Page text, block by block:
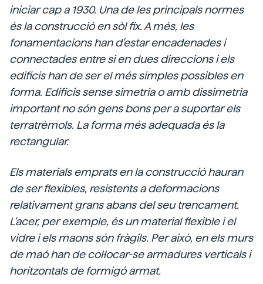
iniciar cap a 1930. Una de les principals normes
és la construcció en sòl fix. A més, les
fonamentacions han d'estar encadenades i
connectades entre si en dues direccions i els
edificis han de ser el més simples possibles en
forma. Edificis sense simetria o amb dissimetria
important no són gens bons per a suportar els
terratrèmols. La forma més adequada és la
rectangular.
Els materials emprats en la construcció hauran
de ser flexibles, resistents a deformacions
relativament grans abans del seu trencament.
L'acer, per exemple, és un material flexible i el
vidre i els maons són fràgils. Per això, en els murs
de maó han de col·locar-se armadures verticals i
horitzontals de formigó armat.